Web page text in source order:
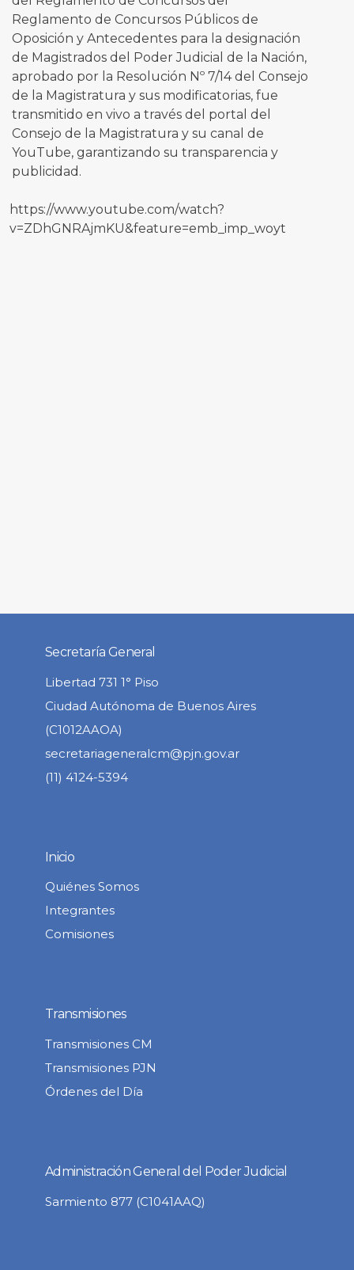
Reglamento de Concursos Públicos de
Oposición y Antecedentes para la designación
de Magistrados del Poder Judicial de la Nación,
aprobado por la Resolución Nº 7/14 del Consejo
de la Magistratura y sus modificatorias, fue
transmitido en vivo a través del portal del
Consejo de la Magistratura y su canal de
YouTube, garantizando su transparencia y
publicidad.
https://www.youtube.com/watch?
v=ZDhGNRAjmKU&feature=emb_imp_woyt
Secretaría General
Libertad 731 1° Piso
Ciudad Autónoma de Buenos Aires
(C1012AAOA)
secretariageneralcm@pjn.gov.ar
(11) 4124-5394
Inicio
Quiénes Somos
Integrantes
Comisiones
Transmisiones
Transmisiones CM
Transmisiones PJN
Órdenes del Día
Administración General del Poder Judicial
Sarmiento 877 (C1041AAQ)